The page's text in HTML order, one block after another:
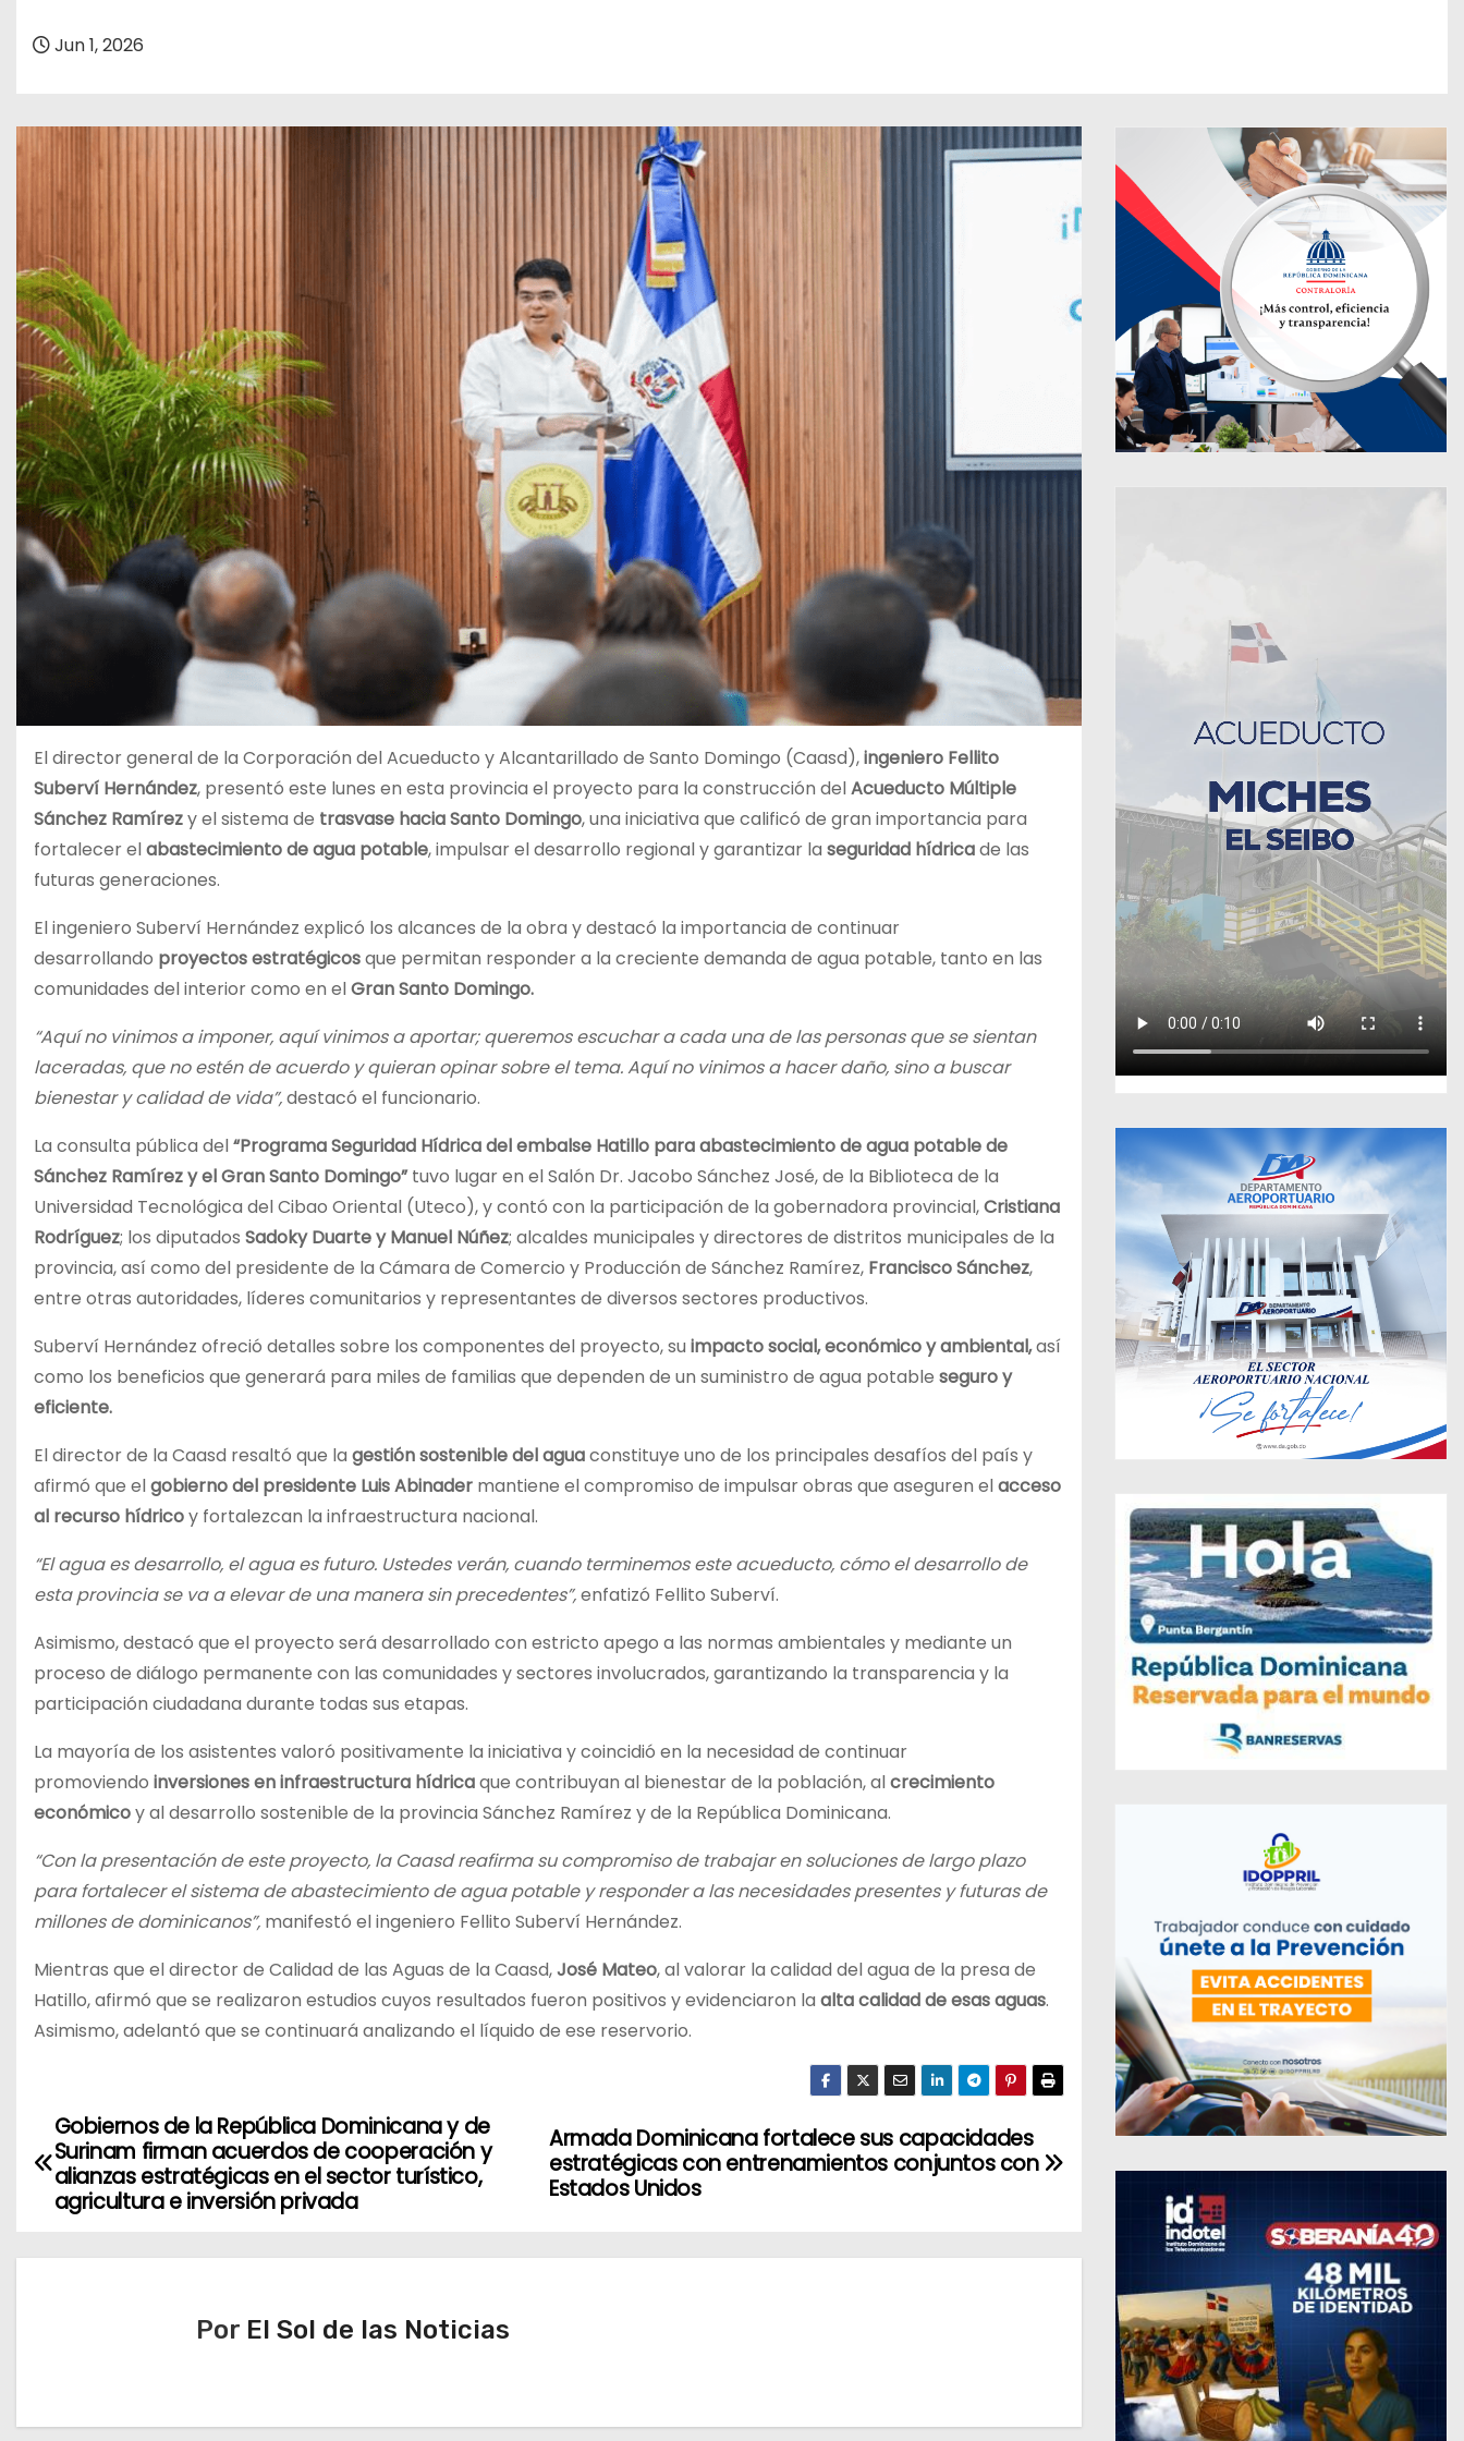
Jun 1, 2026
El director general de la Corporación del Acueducto y Alcantarillado de Santo Domingo (Caasd),ingeniero Fellito
Suberví Hernández, presentó este lunes en esta provincia el proyecto para la construcción delAcueducto Múltiple
Sánchez Ramírezy el sistema de trasvase hacia Santo Domingo, una iniciativa que calificó de gran importancia para
fortalecer elabastecimiento de agua potable, impulsar el desarrollo regional y garantizar la seguridad hídricade las
futuras generaciones.
El ingeniero Suberví Hernández explicó los alcances de la obra y destacó la importancia de continuar
desarrollando proyectos estratégicosque permitan responder a la creciente demanda de agua potable, tanto en las
comunidades del interior como en elGran Santo Domingo.
“Aquí no vinimos a imponer, aquí vinimos a aportar; queremos escuchar a cada una de las personas que se sientan
laceradas, que no estén de acuerdo y quieran opinar sobre el tema. Aquí no vinimos a hacer daño, sino a buscar
bienestar y calidad de vida”,destacó el funcionario.
La consulta pública del“Programa Seguridad Hídrica del embalse Hatillo para abastecimiento de agua potable de
Sánchez Ramírez y el Gran Santo Domingo”tuvo lugar en el Salón Dr. Jacobo Sánchez José, de la Biblioteca de la
Universidad Tecnológica del Cibao Oriental (Uteco), y contó con la participación de la gobernadora provincial,Cristiana
Rodríguez; los diputados Sadoky Duarte y Manuel Núñez; alcaldes municipales y directores de distritos municipales de la
provincia, así como del presidente de la Cámara de Comercio y Producción de Sánchez Ramírez, Francisco Sánchez,
entre otras autoridades, líderes comunitarios y representantes de diversos sectores productivos.
Suberví Hernández ofreció detalles sobre los componentes del proyecto, su impacto social, económico y ambiental,así
como los beneficios que generará para miles de familias que dependen de un suministro de agua potable seguro y
eficiente.
El director de la Caasd resaltó que la gestión sostenible del aguaconstituye uno de los principales desafíos del país y
afirmó que elgobierno del presidente Luis Abinader mantiene el compromiso de impulsar obras que aseguren elacceso
al recurso hídricoy fortalezcan la infraestructura nacional.
“El agua es desarrollo, el agua es futuro. Ustedes verán, cuando terminemos este acueducto, cómo el desarrollo de
esta provincia se va a elevar de una manera sin precedentes”,enfatizó Fellito Suberví.
Asimismo, destacó que el proyecto será desarrollado con estricto apego a las normas ambientales y mediante un
proceso de diálogo permanente con las comunidades y sectores involucrados, garantizando la transparencia y la
participación ciudadana durante todas sus etapas.
La mayoría de los asistentes valoró positivamente la iniciativa y coincidió en la necesidad de continuar
promoviendo inversiones en infraestructura hídricaque contribuyan al bienestar de la población, alcrecimiento
económicoy al desarrollo sostenible de la provincia Sánchez Ramírez y de la República Dominicana.
“Con la presentación de este proyecto, la Caasd reafirma su compromiso de trabajar en soluciones de largo plazo
para fortalecer el sistema de abastecimiento de agua potable y responder a las necesidades presentes y futuras de
millones de dominicanos”, manifestó el ingeniero Fellito Suberví Hernández.
Mientras que el director de Calidad de las Aguas de la Caasd,José Mateo, al valorar la calidad del agua de la presa de
Hatillo, afirmó que se realizaron estudios cuyos resultados fueron positivos y evidenciaron la alta calidad de esas aguas.
Asimismo, adelantó que se continuará analizando el líquido de ese reservorio.
N
a
Armada Dominicana fortalece sus capacidades
estratégicas con entrenamientos conjuntos con
Estados Unidos
Gobiernos de la República Dominicana y de
Surinam firman acuerdos de cooperación y
alianzas estratégicas en el sector turístico,
agricultura e inversión privada
Por El Sol de las Noticias